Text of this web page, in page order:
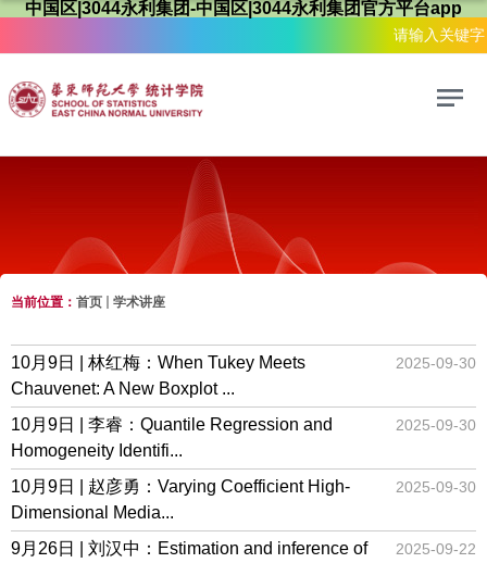
中国区|3044永利集团-中国区|3044永利集团官方平台app
学术讲座
当前位置： 首页 学术讲座
10月9日 | 林红梅：When Tukey Meets
Chauvenet: A New Boxplot ...
2025-09-30
10月9日 | 李睿：Quantile Regression and
Homogeneity Identifi...
2025-09-30
10月9日 | 赵彦勇：Varying Coefficient High-
Dimensional Media...
2025-09-30
9月26日 | 刘汉中：Estimation and inference of
2025-09-22